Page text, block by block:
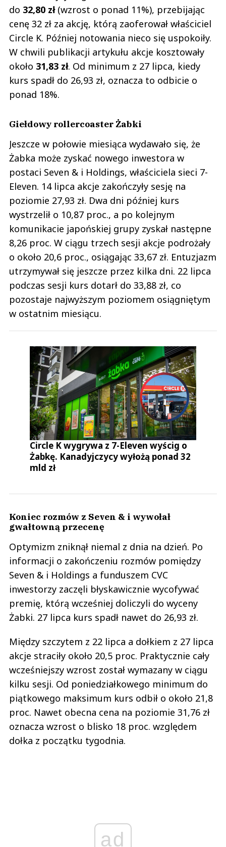
do 32,80 zł (wzrost o ponad 11%), przebijając
cenę 32 zł za akcję, którą zaoferował właściciel
Circle K. Później notowania nieco się uspokoiły.
W chwili publikacji artykułu akcje kosztowały
około 31,83 zł. Od minimum z 27 lipca, kiedy
kurs spadł do 26,93 zł, oznacza to odbicie o
ponad 18%.
Giełdowy rollercoaster Żabki
Jeszcze w połowie miesiąca wydawało się, że
Żabka może zyskać nowego inwestora w
postaci Seven & i Holdings, właściciela sieci 7-
Eleven. 14 lipca akcje zakończyły sesję na
poziomie 27,93 zł. Dwa dni później kurs
wystrzelił o 10,87 proc., a po kolejnym
komunikacie japońskiej grupy zyskał następne
8,26 proc. W ciągu trzech sesji akcje podrożały
o około 20,6 proc., osiągając 33,67 zł. Entuzjazm
utrzymywał się jeszcze przez kilka dni. 22 lipca
podczas sesji kurs dotarł do 33,88 zł, co
pozostaje najwyższym poziomem osiągniętym
w ostatnim miesiącu.
Circle K wygrywa z 7-Eleven wyścig o
Żabkę. Kanadyjczycy wyłożą ponad 32
mld zł
Koniec rozmów z Seven & i wywołał
gwałtowną przecenę
Optymizm zniknął niemal z dnia na dzień. Po
informacji o zakończeniu rozmów pomiędzy
Seven & i Holdings a funduszem CVC
inwestorzy zaczęli błyskawicznie wycofywać
premię, którą wcześniej doliczyli do wyceny
Żabki. 27 lipca kurs spadł nawet do 26,93 zł.
Między szczytem z 22 lipca a dołkiem z 27 lipca
akcje straciły około 20,5 proc. Praktycznie cały
wcześniejszy wzrost został wymazany w ciągu
kilku sesji. Od poniedziałkowego minimum do
piątkowego maksimum kurs odbił o około 21,8
proc. Nawet obecna cena na poziomie 31,76 zł
oznacza wzrost o blisko 18 proc. względem
dołka z początku tygodnia.
ad